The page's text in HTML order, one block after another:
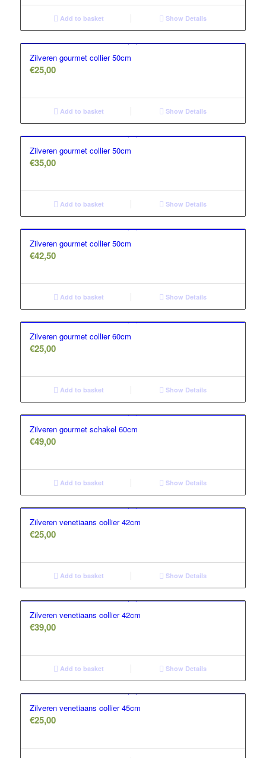
Add to basket Show Details
Zilveren gourmet collier 50cm
€25,00
Add to basket Show Details
Zilveren gourmet collier 50cm
€35,00
Add to basket Show Details
Zilveren gourmet collier 50cm
€42,50
Add to basket Show Details
Zilveren gourmet collier 60cm
€25,00
Add to basket Show Details
Zilveren gourmet schakel 60cm
€49,00
Add to basket Show Details
Zilveren venetiaans collier 42cm
€25,00
Add to basket Show Details
Zilveren venetiaans collier 42cm
€39,00
Add to basket Show Details
Zilveren venetiaans collier 45cm
€25,00